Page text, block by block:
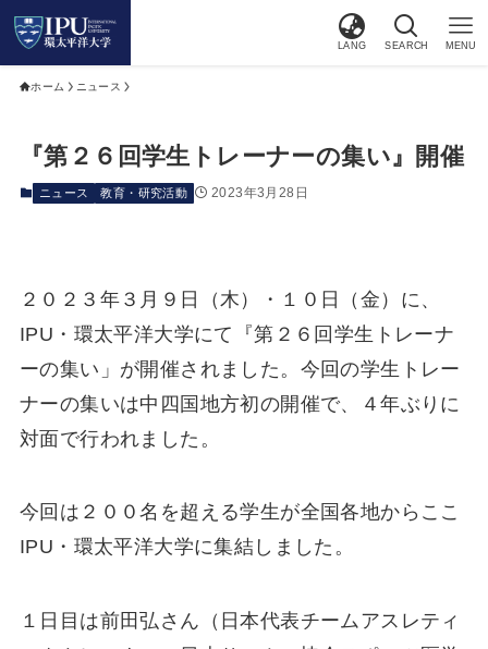
LANG SEARCH MENU
ホーム ニュース
『第２６回学生トレーナーの集い』開催
ニュース 教育・研究活動 2023年3月28日
２０２３年３月９日（木）・１０日（金）に、
IPU・環太平洋大学にて『第２６回学生トレーナ
ーの集い」が開催されました。今回の学生トレー
ナーの集いは中四国地方初の開催で、４年ぶりに
対面で行われました。
今回は２００名を超える学生が全国各地からここ
IPU・環太平洋大学に集結しました。
１日目は前田弘さん（日本代表チームアスレティ